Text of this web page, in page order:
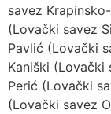
savez
(Lovački savez
Pavlić (Lovački
Kaniški (Lovački
Perić (Lovački
(Lovački savez